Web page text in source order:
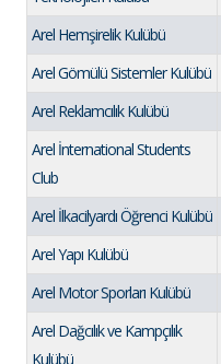
Arel Hemşirelik Kulübü
Arel Gömülü Sistemler Kulübü
Arel Reklamcılık Kulübü
Arel İnternational Students
Club
Arel İlkacilyardı Öğrenci Kulübü
Arel Yapı Kulübü
Arel Motor Sporları Kulübü
Arel Dağcılık ve Kampçılık
Kulübü